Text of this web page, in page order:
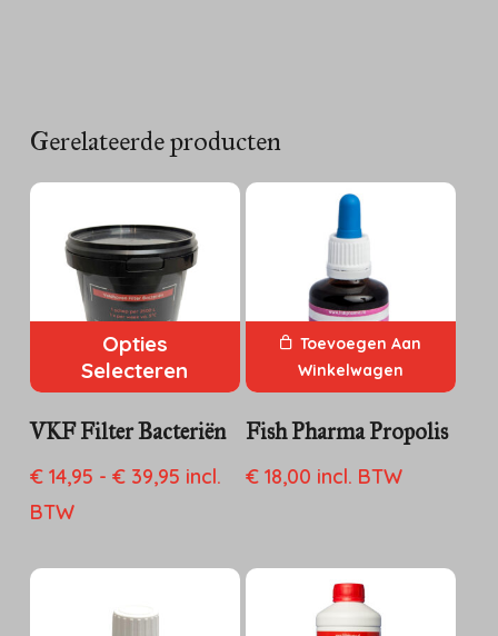
Gerelateerde producten
Opties
Selecteren
product
heeft
meerdere
VKF Filter Bacteriën
€14,95 - €39,95Prijsklasse:
€ 39,95
incl.
BTW
Toevoegen Aan
Winkelwagen
Fish Pharma Propolis
€ 18,00 incl. BTW